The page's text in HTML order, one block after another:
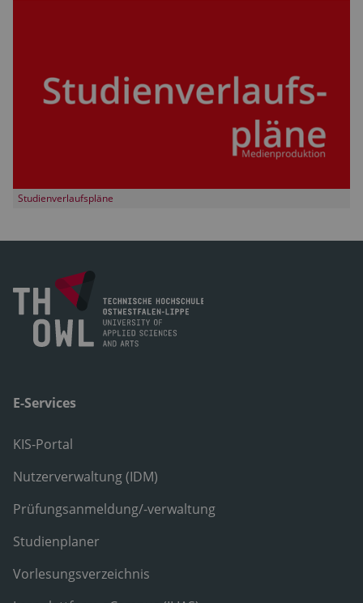
Studienverlaufspläne
E-Services
KIS-Portal
Nutzerverwaltung (IDM)
Prüfungsanmeldung/-verwaltung
Studienplaner
Vorlesungsverzeichnis